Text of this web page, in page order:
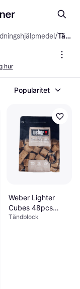
/ Tändblock
hur
Popularitet
Weber Lighter
Cubes 48pcs
17612
Tändblock